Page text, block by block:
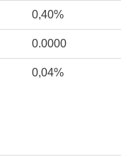
0,40%
0.0000
0,04%